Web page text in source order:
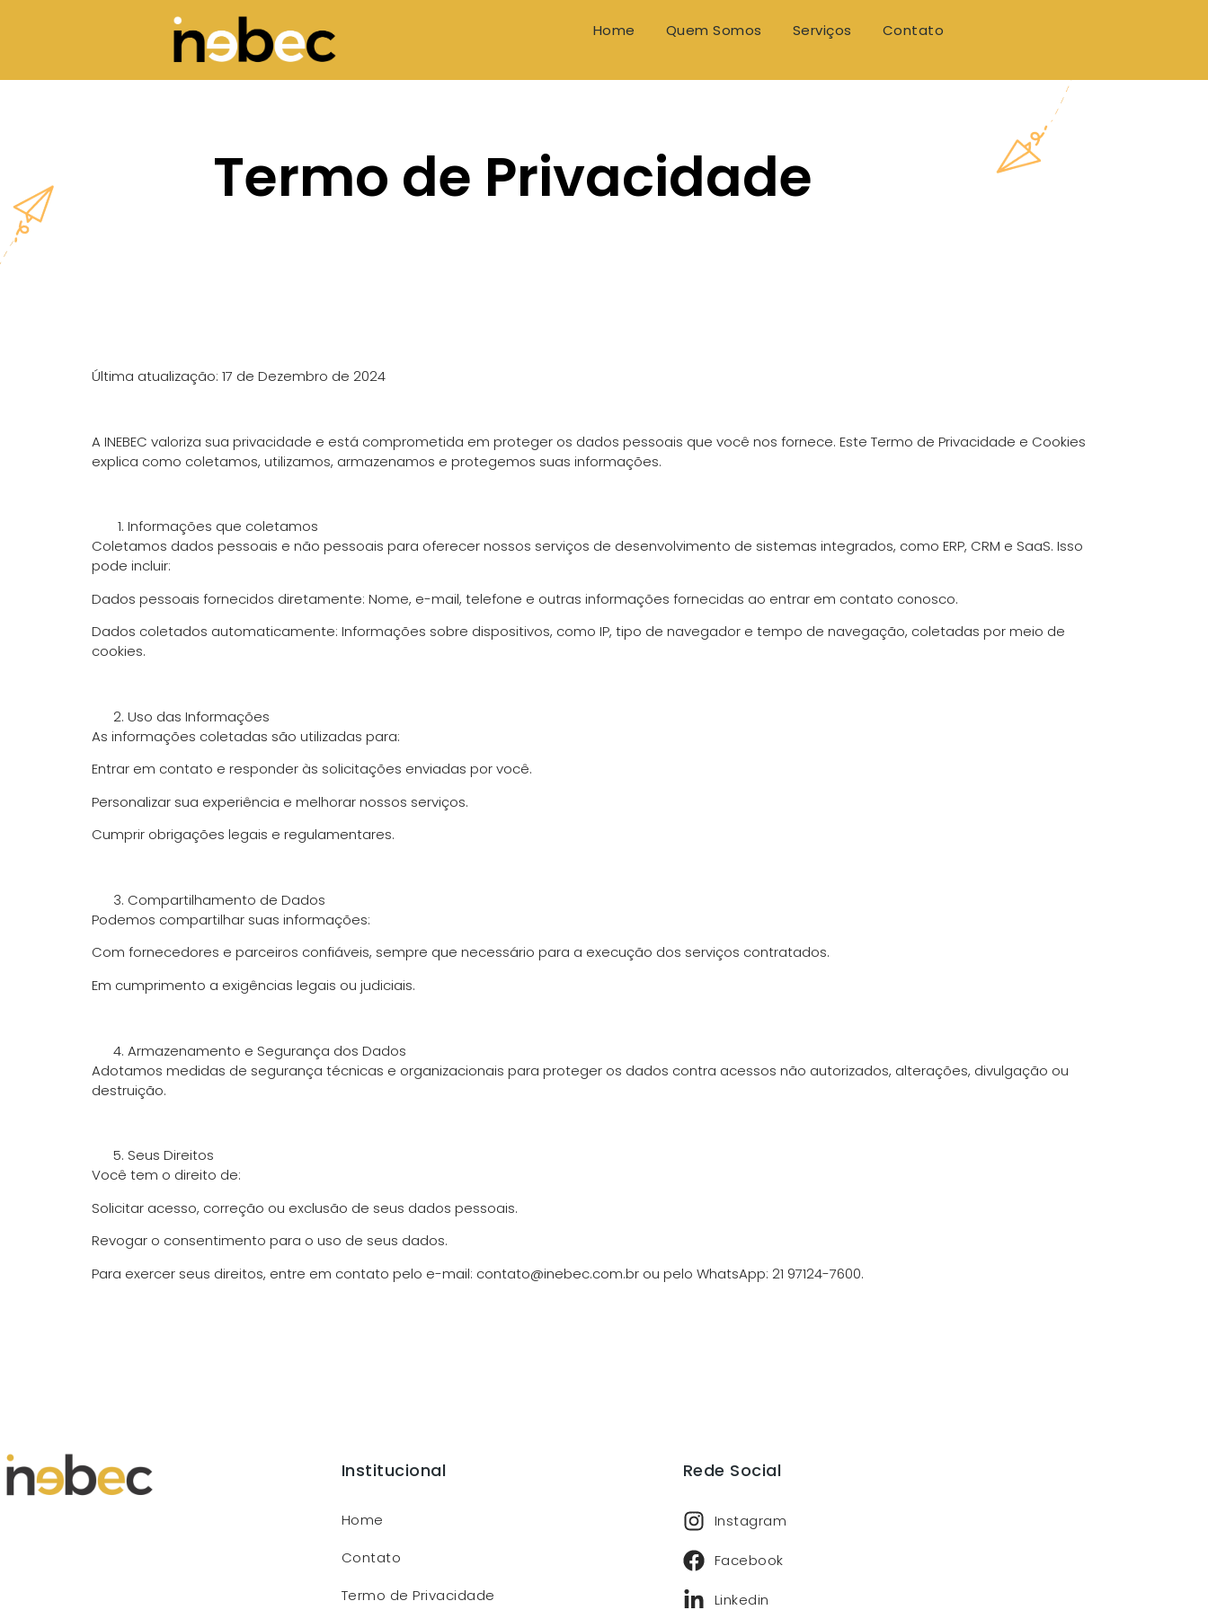
Home Quem Somos Serviços Contato
Termo de Privacidade
Última atualização: 17 de Dezembro de 2024
A INEBEC valoriza sua privacidade e está comprometida em proteger os dados pessoais que você nos fornece. Este Termo de Privacidade e Cookies
explica como coletamos, utilizamos, armazenamos e protegemos suas informações.
Informações que coletamos
Coletamos dados pessoais e não pessoais para oferecer nossos serviços de desenvolvimento de sistemas integrados, como ERP, CRM e SaaS. Isso
pode incluir:
Dados pessoais fornecidos diretamente: Nome, e-mail, telefone e outras informações fornecidas ao entrar em contato conosco.
Dados coletados automaticamente: Informações sobre dispositivos, como IP, tipo de navegador e tempo de navegação, coletadas por meio de
cookies.
Uso das Informações
As informações coletadas são utilizadas para:
Entrar em contato e responder às solicitações enviadas por você.
Personalizar sua experiência e melhorar nossos serviços.
Cumprir obrigações legais e regulamentares.
Compartilhamento de Dados
Podemos compartilhar suas informações:
Com fornecedores e parceiros confiáveis, sempre que necessário para a execução dos serviços contratados.
Em cumprimento a exigências legais ou judiciais.
Armazenamento e Segurança dos Dados
Adotamos medidas de segurança técnicas e organizacionais para proteger os dados contra acessos não autorizados, alterações, divulgação ou
destruição.
Seus Direitos
Você tem o direito de:
Solicitar acesso, correção ou exclusão de seus dados pessoais.
Revogar o consentimento para o uso de seus dados.
Para exercer seus direitos, entre em contato pelo e-mail: contato@inebec.com.br ou pelo WhatsApp: 21 97124-7600.
Institucional
Home
Contato
Termo de Privacidade
Rede Social
Instagram
Facebook
Linkedin